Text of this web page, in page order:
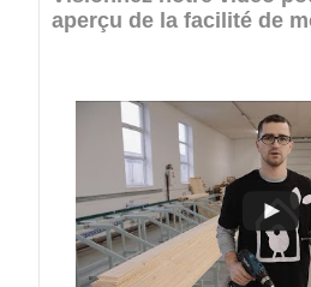
aperçu de la facilité de